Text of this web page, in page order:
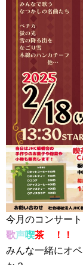
今月のコンサー
歌声喫茶 ！！
みんな一緒にオ